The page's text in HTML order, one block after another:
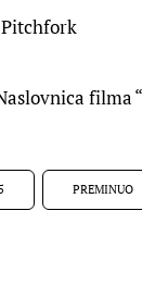
filma
PREMINUO